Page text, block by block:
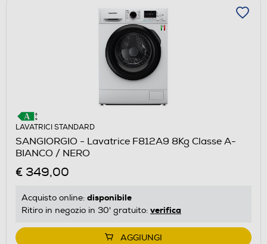
LAVATRICI STANDARD
SANGIORGIO - Lavatrice F812A9 8Kg Classe A-
BIANCO / NERO
€ 349,00
Acquisto online: disponibile
Ritiro in negozio in 30' gratuito: verifica
AGGIUNGI